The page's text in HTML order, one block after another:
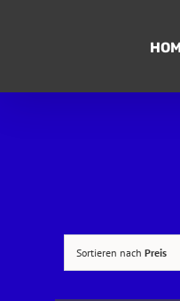
Sortieren nach Preis